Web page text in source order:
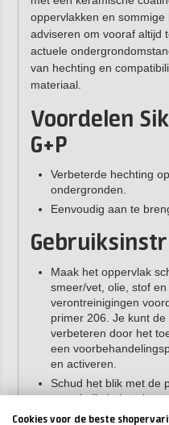
oppervlakken en
adviseren om vooraf altijd
actuele
van hechting en
materiaal.
Voordelen
G+P
Verbeterde hechting
ondergronden.
Eenvoudig aan te
Maak het oppervlak
smeer/vet, olie, stof
verontreinigingen
primer 206. Je kunt
verbeteren door het
een
en activeren.
Schud het blik met de
mengballetje
Blijf daarna nog een
Cookies voor de beste